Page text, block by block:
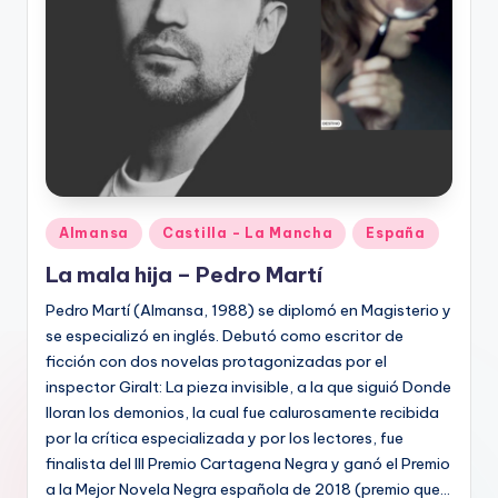
Publicado
en
Almansa Castilla - La Mancha España
La mala hija – Pedro Martí
Pedro Martí (Almansa, 1988) se diplomó en Magisterio y
se especializó en inglés. Debutó como escritor de
ficción con dos novelas protagonizadas por el
inspector Giralt: La pieza invisible, a la que siguió Donde
lloran los demonios, la cual fue calurosamente recibida
por la crítica especializada y por los lectores, fue
finalista del III Premio Cartagena Negra y ganó el Premio
a la Mejor Novela Negra española de 2018 (premio que…